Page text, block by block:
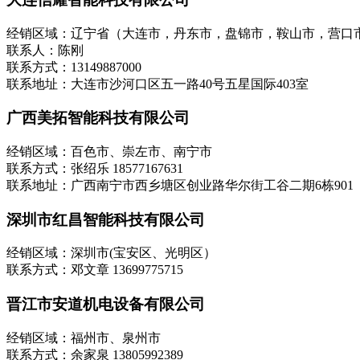
经销区域：辽宁省（大连市，丹东市，盘锦市，鞍山市，营口
联系人：陈刚
联系方式：13149887000
联系地址：大连市沙河口区五一路40号五星国际403室
广西美拓智能科技有限公司
经销区域：百色市、崇左市、南宁市
联系方式：张绍乐 18577167631
联系地址：广西南宁市西乡塘区创业路华尔街工谷二期6栋901
深圳市红昌智能科技有限公司
经销区域：深圳市(宝安区、光明区）
联系方式：邓文章 13699775715
晋江市安道机电设备有限公司
经销区域：福州市、泉州市
联系方式：余家泉 13805992389